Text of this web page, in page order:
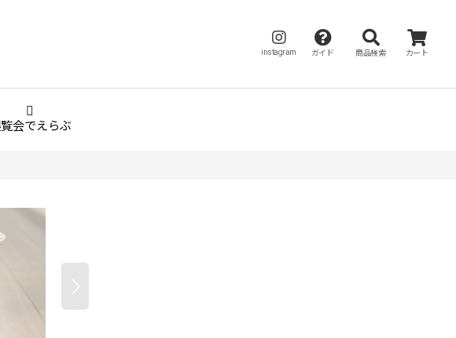
instagram ガイド 商品検索 カート
会でえらぶ